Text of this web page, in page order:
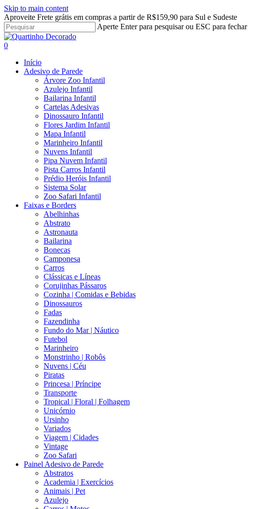
Skip to main content
Aproveite Frete grátis em compras a partir de R$159,90 para Sul e Sudeste
Aperte Enter para pesquisar ou ESC para fechar
Close
Search
search
account
0
Início
Adesivo de Parede
Árvore Zoo Infantil
Azulejo Infantil
Bailarina Infantil
Cartelas Adesivas
Dinossauro Infantil
Flores Jardim Infantil
Mapa Infantil
Marinheiro Infantil
Nuvens Infantil
Pipa Nuvem Infantil
Pista Carros Infantil
Prédio Heróis Infantil
Sistema Solar
Zoo Safari Infantil
Faixas e Borders
Abelhinhas
Abstrato
Astronauta
Bailarina
Bonecas
Camponesa
Carros
Clássicas e Líneas
Corujinhas Pássaros
Cozinha | Comidas e Bebidas
Dinossauros
Fadas
Fazendinha
Fundo do Mar | Náutico
Futebol
Marinheiro
Monstrinho | Robôs
Nuvens | Céu
Piratas
Princesa | Príncipe
Transporte
Tropical | Floral | Folhagem
Unicórnio
Ursinho
Variados
Viagem | Cidades
Vintage
Zoo Safari
Painel Adesivo de Parede
Abstratos
Academia | Exercícios
Animais | Pet
Azulejo